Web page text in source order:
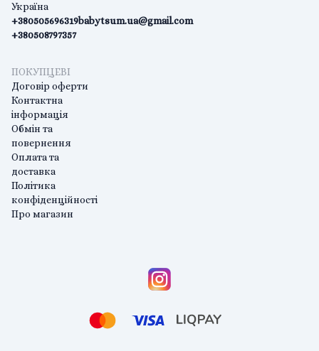
Україна
+380505696319
+380508797357
babytsum.ua@gmail.com
ПОКУПЦЕВІ
Договір оферти
Контактна
інформація
Обмін та
повернення
Оплата та
доставка
Політика
конфіденційності
Про магазин